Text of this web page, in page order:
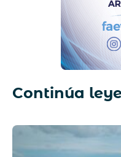
Continúa